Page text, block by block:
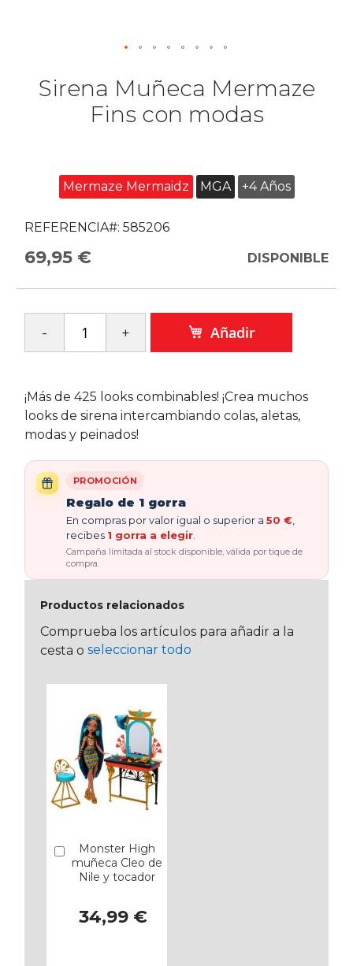
Sirena Muñeca Mermaze
Fins con modas
Mermaze Mermaidz MGA +4 Años
REFERENCIA#: 585206
69,95 € DISPONIBLE
Añadir
¡Más de 425 looks combinables! ¡Crea muchos
looks de sirena intercambiando colas, aletas,
modas y peinados!
PROMOCIÓN
Regalo de 1 gorra
En compras por valor igual o superior a 50 €
recibes 1 gorra a elegir
Campaña limitada al stock disponible, válida por tique de
compra.
Productos relacionados
Comprueba los artículos para añadir a la
cesta o seleccionar todo
Monster High
muñeca Cleo de
Nile y tocador
34,99 €
Añadir